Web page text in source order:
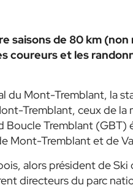
saisons de 80 km (non
coureurs et les
du Mont-Tremblant, la
Tremblant, ceux de la
Boucle Tremblant (GBT)
Mont-Tremblant et de
alors président de
directeurs du parc